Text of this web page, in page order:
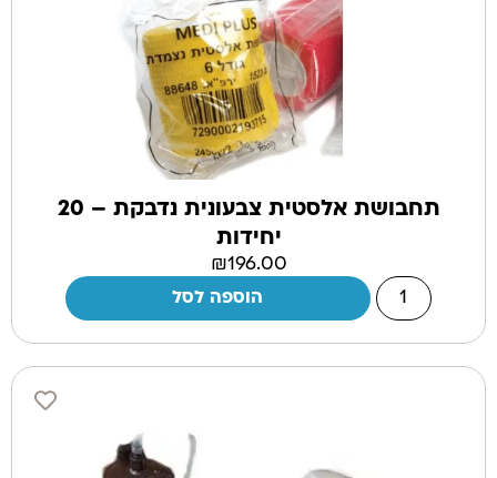
תחבושת אלסטית צבעונית נדבקת – 20
יחידות
₪196.00
הוספה לסל